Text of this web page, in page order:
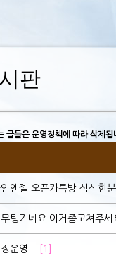
판
글들은 운영정책에 따라 삭제됩
인엔젤 오픈카톡방 심심한
무팅기네요 이거좀고쳐주세
운영... [1]